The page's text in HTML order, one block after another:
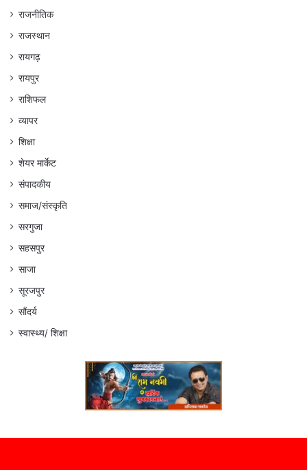
राजनीतिक
राजस्थान
रायगढ़
रायपुर
राशिफल
व्यापर
शिक्षा
शेयर मार्केट
संपादकीय
समाज/संस्कृति
सरगुजा
सहसपुर
साजा
सूरजपुर
सौंदर्य
स्वास्थ्य/ शिक्षा